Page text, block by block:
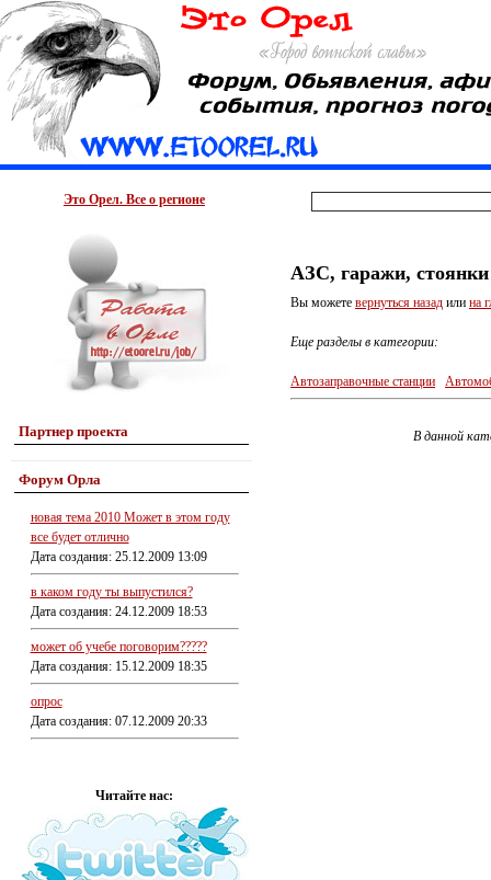
Это Орел. Все о регионе
Партнер проекта
Форум Орла
новая тема 2010 Может в этом году
все будет отлично
Дата создания: 25.12.2009 13:09
в каком году ты выпустился?
Дата создания: 24.12.2009 18:53
может об учебе поговорим?????
Дата создания: 15.12.2009 18:35
опрос
Дата создания: 07.12.2009 20:33
Читайте нас:
АЗС, гаражи, стоянки
Вы можете вернуться назад или на
Еще разделы в категории:
Автозаправочные станции
В данной